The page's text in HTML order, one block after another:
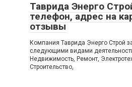
Таврида Энерго
телефон, адрес на
отзывы
Компания Таврида Энерго Строй
следующими видами
Недвижимость, Ремонт,
Строительство,